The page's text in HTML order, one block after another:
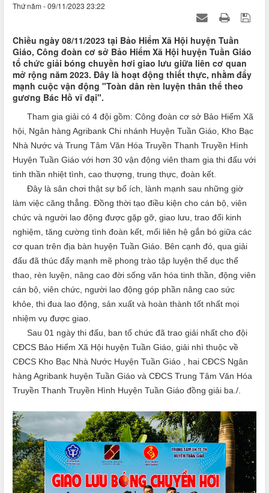
Thứ năm - 09/11/2023 23:22
Chiều ngày 08/11/2023 tại Bảo Hiểm Xã Hội huyện Tuần
Giáo, Công đoàn cơ sở Bảo Hiểm Xã Hội huyện Tuần Giáo
tổ chức giải bóng chuyền hơi giao lưu giữa liên cơ quan
mở rộng năm 2023. Đây là hoạt động thiết thực, nhằm đẩy
mạnh cuộc vận động "Toàn dân rèn luyện thân thể theo
gương Bác Hồ vĩ đại".
Tham gia giải có 4 đội gồm: Công đoàn cơ sở Bảo Hiểm Xã
hội, Ngân hàng Agribank Chi nhánh Huyện Tuần Giáo, Kho Bạc
Nhà Nước và Trung Tâm Văn Hóa Truyền Thanh Truyền Hình
Huyện Tuần Giáo với hơn 30 vận động viên tham gia thi đấu với
tinh thần nhiệt tình, cao thượng, trung thực, đoàn kết
Đây là sân chơi thật sự bổ ích, lành mạnh sau những giờ
làm việc căng thẳng. Đồng thời tạo điều kiện cho cán bộ, viên
chức và người lao động được gặp gỡ, giao lưu, trao đổi kinh
nghiệm, tăng cường tình đoàn kết, mối liên hệ gắn bó giữa các
cơ quan trên địa bàn huyện Tuần Giáo. Bên cạnh đó, qua giải
đấu đã thúc đẩy mạnh mẽ phong trào tập luyện thể dục thể
thao, rèn luyện, nâng cao đời sống văn hóa tinh thần, động viên
cán bộ, viên chức, người lao động góp phần nâng cao sức
khỏe, thi đua lao động, sản xuất và hoàn thành tốt nhất mọi
nhiệm vụ được giao.
Sau 01 ngày thi đấu , ban tổ chức đã trao giải nhất cho đội
CĐCS Bảo Hiểm Xã Hội huyện Tuần Giáo, giải nhì thuộc về
CĐCS Kho Bạc Nhà Nước Huyện Tuần Giáo , hai CĐCS Ngân
hàng Agribank huyện Tuần Giáo và CĐCS Trung Tâm Văn Hóa
Truyền Thanh Truyền Hình Huyện Tuần Giáo đồng giải ba./.